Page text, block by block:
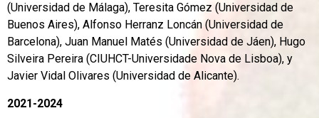
(Universidad de Málaga), Teresita Gómez (Universidad de
Buenos Aires), Alfonso Herranz Loncán (Universidad de
Barcelona), Juan Manuel Matés (Universidad de Jáen), Hugo
Silveira Pereira (CIUHCT-Universidade Nova de Lisboa), y
Javier Vidal Olivares (Universidad de Alicante).
2021-2024